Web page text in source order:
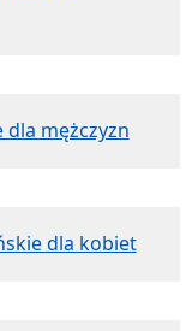
mężczyzn
dla kobiet